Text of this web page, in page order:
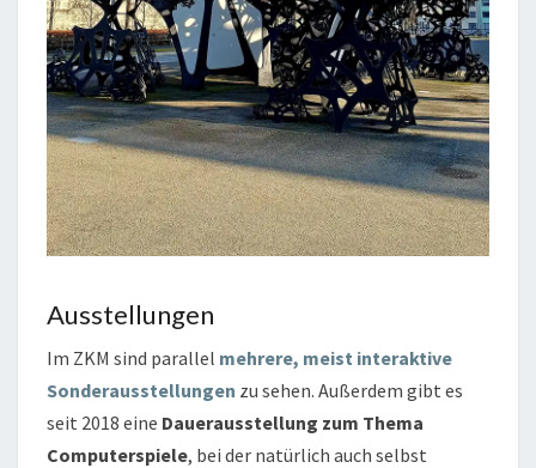
Ausstellungen
Im ZKM sind parallel mehrere, meist interaktive
Sonderausstellungen zu sehen. Außerdem gibt es
seit 2018 eine Dauerausstellung zum Thema
Computerspiele, bei der natürlich auch selbst